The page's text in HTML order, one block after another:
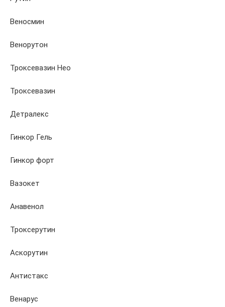
Веносмин
Венорутон
Троксевазин Нео
Троксевазин
Детралекс
Гинкор Гель
Гинкор форт
Вазокет
Анавенол
Троксерутин
Аскорутин
Антистакс
Венарус